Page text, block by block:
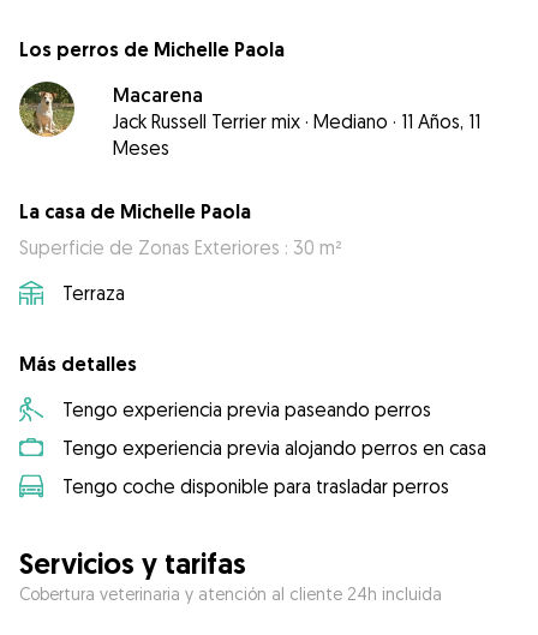
Los perros de Michelle Paola
Macarena
Jack Russell Terrier mix · Mediano · 11 Años, 11
Meses
La casa de Michelle Paola
Superficie de Zonas Exteriores : 30 m²
Terraza
Más detalles
Tengo experiencia previa paseando perros
Tengo experiencia previa alojando perros en casa
Tengo coche disponible para trasladar perros
Servicios y tarifas
Cobertura veterinaria y atención al cliente 24h incluida